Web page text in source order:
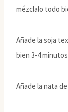
mézclalo todo
Añade la soja
bien 3-4
Añade la nata